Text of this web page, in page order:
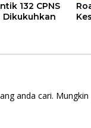
132 CPNS
Dikukuhkan
anda cari.